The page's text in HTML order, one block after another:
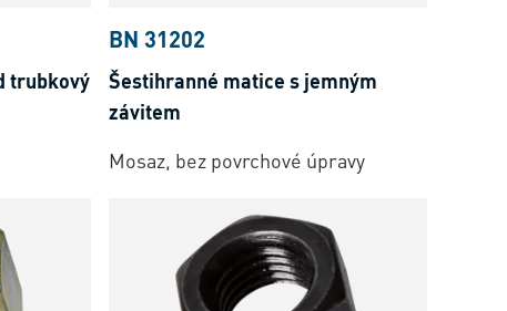
trubkový
BN 31202
Šestihranné matice s jemným
závitem
Mosaz, bez povrchové úpravy